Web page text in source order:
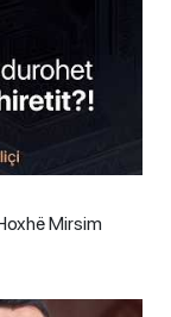
Mirsim